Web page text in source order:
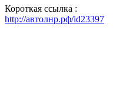
Короткая ссылка :
http://автолнр.рф/id23397